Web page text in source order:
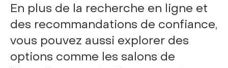
En plus de la recherche en ligne et
des recommandations de confiance,
vous pouvez aussi explorer des
options comme les salons de